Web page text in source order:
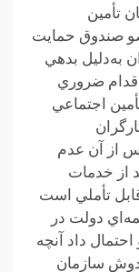
تأمين
خانوار عضو صندوق حمايت
به‌دليل بدهي
ضروري
اجتماعي
از آن عدم
از خدمات
‌تأملي است
دولت در
داد آنچه
دوش سازمان